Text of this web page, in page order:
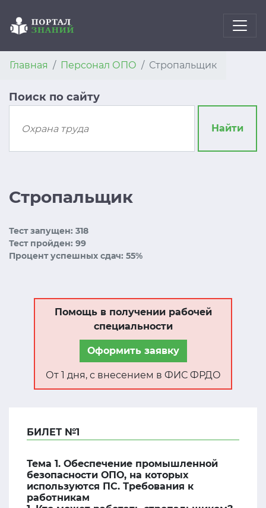
Главная Персонал ОПО Стропальщик
Поиск по сайту
Найти
Стропальщик
Тест запущен: 318
Тест пройден: 99
Процент успешных сдач: 55%
Помощь в получении рабочей
специальности
Оформить заявку
От 1 дня, с внесением в ФИС ФРДО
БИЛЕТ №1
Тема 1. Обеспечение промышленной
безопасности ОПО, на которых
используются ПС. Требования к
работникам